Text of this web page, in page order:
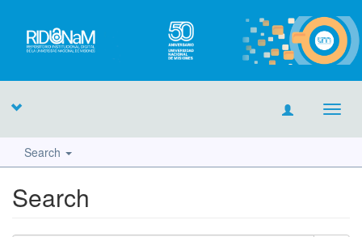
Search
Search